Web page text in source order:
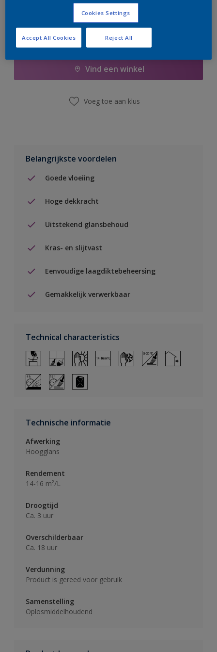
Boodschappenlijst
Vind een winkel
Voeg toe aan klus
Belangrijkste voordelen
Goede vloeiing
Hoge dekkracht
Uitstekend glansbehoud
Kras- en slijtvast
Eenvoudige laagdiktebeheersing
Gemakkelijk verwerkbaar
Technical characteristics
Technische informatie
Afwerking
Hoogglans
Rendement
14-16 m²/L
Droogtijd
Ca. 3 uur
Overschilderbaar
Ca. 18 uur
Verdunning
Product is gereed voor gebruik
Samenstelling
Oplosmiddelhoudend
Cookies Settings
Reject All
Accept All Cookies